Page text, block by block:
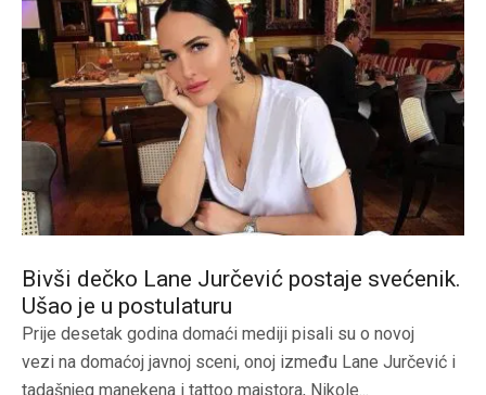
Bivši dečko Lane Jurčević postaje svećenik.
Ušao je u postulaturu
Prije desetak godina domaći mediji pisali su o novoj
vezi na domaćoj javnoj sceni, onoj između Lane Jurčević i
tadašnjeg manekena i tattoo majstora, Nikole...